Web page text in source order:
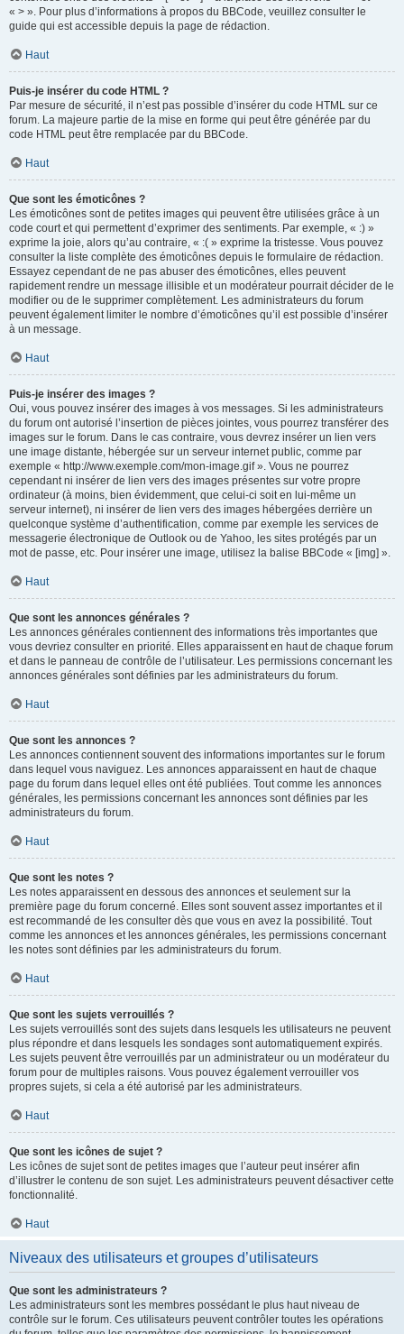
« > ». Pour plus d’informations à propos du BBCode, veuillez consulter le
guide qui est accessible depuis la page de rédaction.
Haut
Puis-je insérer du code HTML ?
Par mesure de sécurité, il n’est pas possible d’insérer du code HTML sur ce
forum. La majeure partie de la mise en forme qui peut être générée par du
code HTML peut être remplacée par du BBCode.
Haut
Que sont les émoticônes ?
Les émoticônes sont de petites images qui peuvent être utilisées grâce à un
code court et qui permettent d’exprimer des sentiments. Par exemple, « :) »
exprime la joie, alors qu’au contraire, « :( » exprime la tristesse. Vous pouvez
consulter la liste complète des émoticônes depuis le formulaire de rédaction.
Essayez cependant de ne pas abuser des émoticônes, elles peuvent
rapidement rendre un message illisible et un modérateur pourrait décider de le
modifier ou de le supprimer complètement. Les administrateurs du forum
peuvent également limiter le nombre d’émoticônes qu’il est possible d’insérer
à un message.
Haut
Puis-je insérer des images ?
Oui, vous pouvez insérer des images à vos messages. Si les administrateurs
du forum ont autorisé l’insertion de pièces jointes, vous pourrez transférer des
images sur le forum. Dans le cas contraire, vous devrez insérer un lien vers
une image distante, hébergée sur un serveur internet public, comme par
exemple « http://www.exemple.com/mon-image.gif ». Vous ne pourrez
cependant ni insérer de lien vers des images présentes sur votre propre
ordinateur (à moins, bien évidemment, que celui-ci soit en lui-même un
serveur internet), ni insérer de lien vers des images hébergées derrière un
quelconque système d’authentification, comme par exemple les services de
messagerie électronique de Outlook ou de Yahoo, les sites protégés par un
mot de passe, etc. Pour insérer une image, utilisez la balise BBCode « [img] ».
Haut
Que sont les annonces générales ?
Les annonces générales contiennent des informations très importantes que
vous devriez consulter en priorité. Elles apparaissent en haut de chaque forum
et dans le panneau de contrôle de l’utilisateur. Les permissions concernant les
annonces générales sont définies par les administrateurs du forum.
Haut
Que sont les annonces ?
Les annonces contiennent souvent des informations importantes sur le forum
dans lequel vous naviguez. Les annonces apparaissent en haut de chaque
page du forum dans lequel elles ont été publiées. Tout comme les annonces
générales, les permissions concernant les annonces sont définies par les
administrateurs du forum.
Haut
Que sont les notes ?
Les notes apparaissent en dessous des annonces et seulement sur la
première page du forum concerné. Elles sont souvent assez importantes et il
est recommandé de les consulter dès que vous en avez la possibilité. Tout
comme les annonces et les annonces générales, les permissions concernant
les notes sont définies par les administrateurs du forum.
Haut
Que sont les sujets verrouillés ?
Les sujets verrouillés sont des sujets dans lesquels les utilisateurs ne peuvent
plus répondre et dans lesquels les sondages sont automatiquement expirés.
Les sujets peuvent être verrouillés par un administrateur ou un modérateur du
forum pour de multiples raisons. Vous pouvez également verrouiller vos
propres sujets, si cela a été autorisé par les administrateurs.
Haut
Que sont les icônes de sujet ?
Les icônes de sujet sont de petites images que l’auteur peut insérer afin
d’illustrer le contenu de son sujet. Les administrateurs peuvent désactiver cette
fonctionnalité.
Haut
Niveaux des utilisateurs et groupes d’utilisateurs
Que sont les administrateurs ?
Les administrateurs sont les membres possédant le plus haut niveau de
contrôle sur le forum. Ces utilisateurs peuvent contrôler toutes les opérations